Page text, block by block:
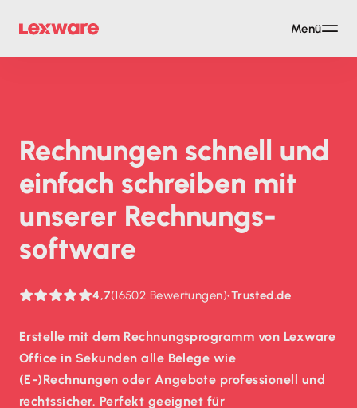
Rechnungen schnell und
einfach schreiben mit
unserer Rechnungs­
software
4,7(16502 Bewertungen)•Trusted.de
Erstelle mit dem Rechnungsprogramm von Lexware
Office in Sekunden alle Belege wie
(E-)Rechnungen oder Angebote professionell und
rechtssicher. Perfekt geeignet für
Menü